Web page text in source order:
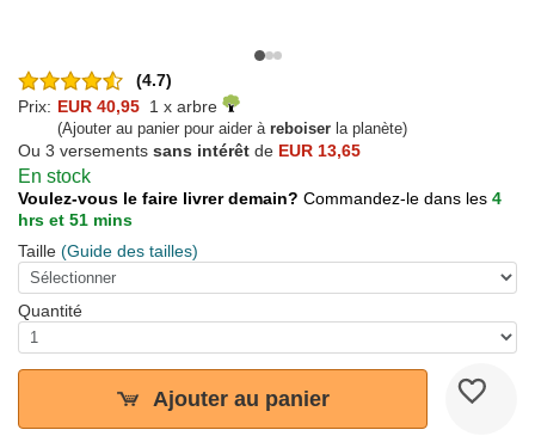
(4.7)
Prix: EUR 40,95 1 x arbre
(Ajouter au panier pour aider à reboiser la planète)
Ou 3 versements sans intérêt de EUR 13,65
En stock
Voulez-vous le faire livrer demain? Commandez-le dans les 4
hrs et 51 mins
Taille (Guide des tailles)
Quantité
Ajouter au panier